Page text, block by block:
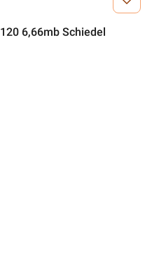
6,66mb Schiedel